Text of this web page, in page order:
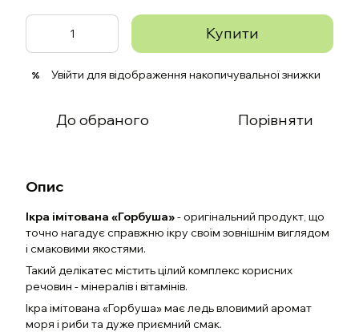
Купити
% Увійти для відображення накопичувальної знижки
До обраного Порівняти
Опис
Ікра імітована «Горбуша»- оригінальний продукт, що
точно нагадує справжню ікру своїм зовнішнім виглядом
і смаковими якостями.
Такий делікатес містить цілий комплекс корисних
речовин - мінералів і вітамінів.
Ікра імітована «Горбуша» має ледь вловимий аромат
моря і риби та дуже приємний смак.